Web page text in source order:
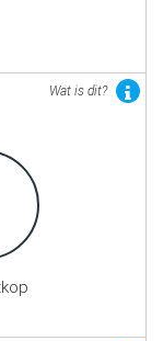
Wat is dit?